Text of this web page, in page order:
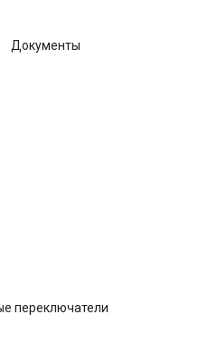
Документы
переключатели